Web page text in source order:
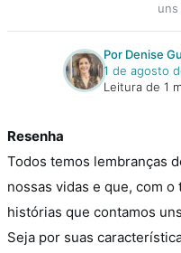
Por Denise
1 de agosto
Leitura de 1
Resenha
Todos temos lembranças
nossas vidas e que, com
histórias que contamos
Seja por suas